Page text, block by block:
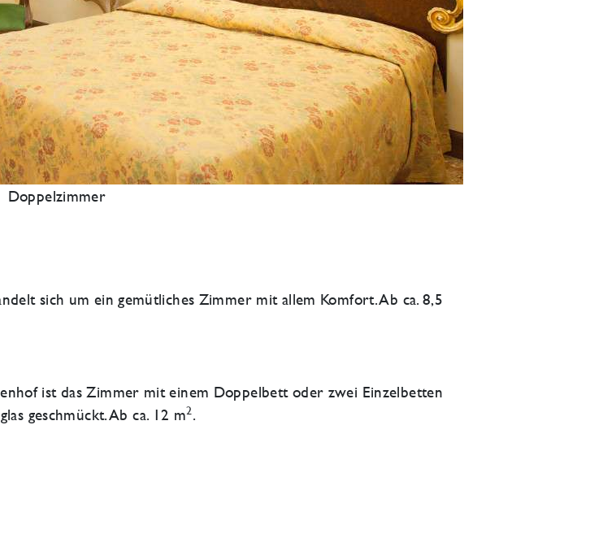
Doppelzimmer
sich um ein gemütliches Zimmer mit allem Komfort. Ab ca. 8,5
ist das Zimmer mit einem Doppelbett oder zwei Einzelbetten
geschmückt. Ab ca. 12 m2.